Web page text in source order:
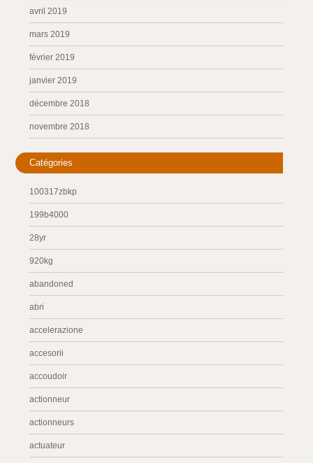
avril 2019
mars 2019
février 2019
janvier 2019
décembre 2018
novembre 2018
Catégories
100317zbkp
199b4000
28yr
920kg
abandoned
abri
accelerazione
accesorii
accoudoir
actionneur
actionneurs
actuateur